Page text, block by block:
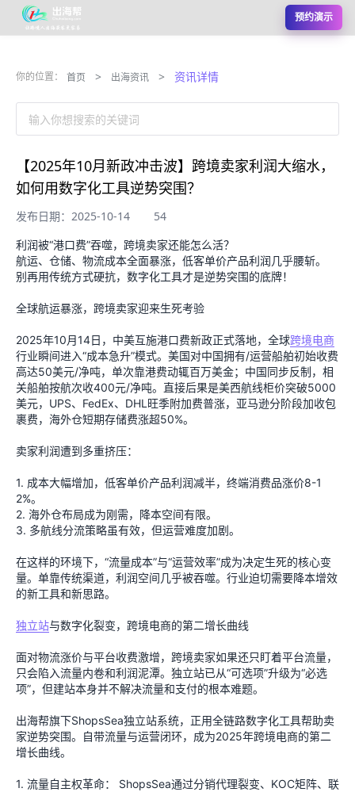
预约演示
你的位置： 首页 > 出海资讯 > 资讯详情
输入你想搜索的关键词
【2025年10月新政冲击波】跨境卖家利润大缩水，
如何用数字化工具逆势突围？
发布日期：2025-10-14 54
利润被“港口费”吞噬，跨境卖家还能怎么活？
航运、仓储、物流成本全面暴涨，低客单价产品利润几乎腰斩。
别再用传统方式硬抗，数字化工具才是逆势突围的底牌！
全球航运暴涨，跨境卖家迎来生死考验
2025年10月14日，中美互施港口费新政正式落地，全球跨境电商
行业瞬间进入“成本急升”模式。美国对中国拥有/运营船舶初始收费
高达50美元/净吨，单次靠港费动辄百万美金；中国同步反制，相
关船舶按航次收400元/净吨。直接后果是美西航线柜价突破5000
美元，UPS、FedEx、DHL旺季附加费普涨，亚马逊分阶段加收包
裹费，海外仓短期存储费涨超50%。
卖家利润遭到多重挤压：
1. 成本大幅增加，低客单价产品利润减半，终端消费品涨价8-1
2%。
2. 海外仓布局成为刚需，降本空间有限。
3. 多航线分流策略虽有效，但运营难度加剧。
在这样的环境下，“流量成本”与“运营效率”成为决定生死的核心变
量。单靠传统渠道，利润空间几乎被吞噬。行业迫切需要降本增效
的新工具和新思路。
独立站与数字化裂变，跨境电商的第二增长曲线
面对物流涨价与平台收费激增，跨境卖家如果还只盯着平台流量，
只会陷入流量内卷和利润泥潭。独立站已从“可选项”升级为“必选
项”，但建站本身并不解决流量和支付的根本难题。
出海帮旗下ShopsSea独立站系统，正用全链路数字化工具帮助卖
家逆势突围。自带流量与运营闭环，成为2025年跨境电商的第二
增长曲线。
1. 流量自主权革命： ShopsSea通过分销代理裂变、KOC矩阵、联